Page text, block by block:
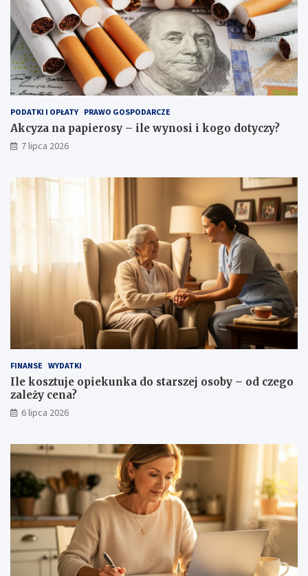
PODATKI I OPŁATY PRAWO GOSPODARCZE
Akcyza na papierosy – ile wynosi i kogo dotyczy?
7 lipca 2026
FINANSE WYDATKI
Ile kosztuje opiekunka do starszej osoby – od czego
zależy cena?
6 lipca 2026